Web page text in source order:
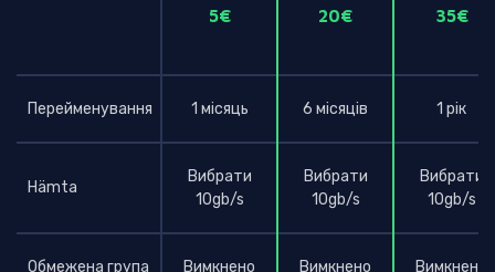
5€ 20€ 35€
Перейменування 1 місяць 6 місяців 1 рік
Hämta
Вибрати
10gb/s
Вибрати
10gb/s
Вибрати
10gb/s
Обмежена група Вимкнено Вимкнено Вимкнено